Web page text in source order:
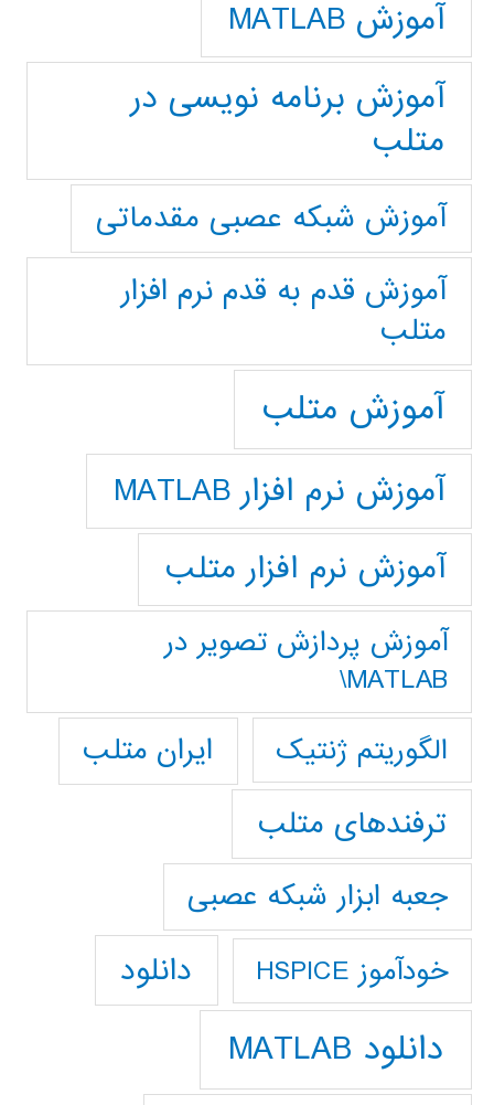
آموزش MATLAB
آموزش برنامه نویسی در
متلب
آموزش شبکه عصبی مقدماتی
آموزش قدم به قدم نرم افزار
متلب
آموزش متلب
آموزش نرم افزار MATLAB
آموزش نرم افزار متلب
آموزش پردازش تصوير در
MATLAB\
الگوریتم ژنتیک
ایران متلب
ترفندهای متلب
جعبه ابزار شبکه عصبی
خودآموز HSPICE دانلود
دانلود MATLAB